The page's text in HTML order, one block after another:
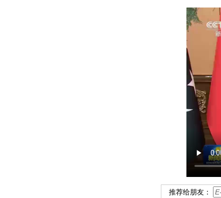
推荐给朋友：